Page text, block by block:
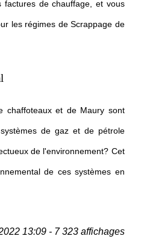
factures de chauffage, et vous
les régimes de Scrappage de
chaffoteaux et de Maury sont
de gaz et de pétrole
de l'environnement? Cet
de ces systèmes en
13:09 - 7 323 affichages